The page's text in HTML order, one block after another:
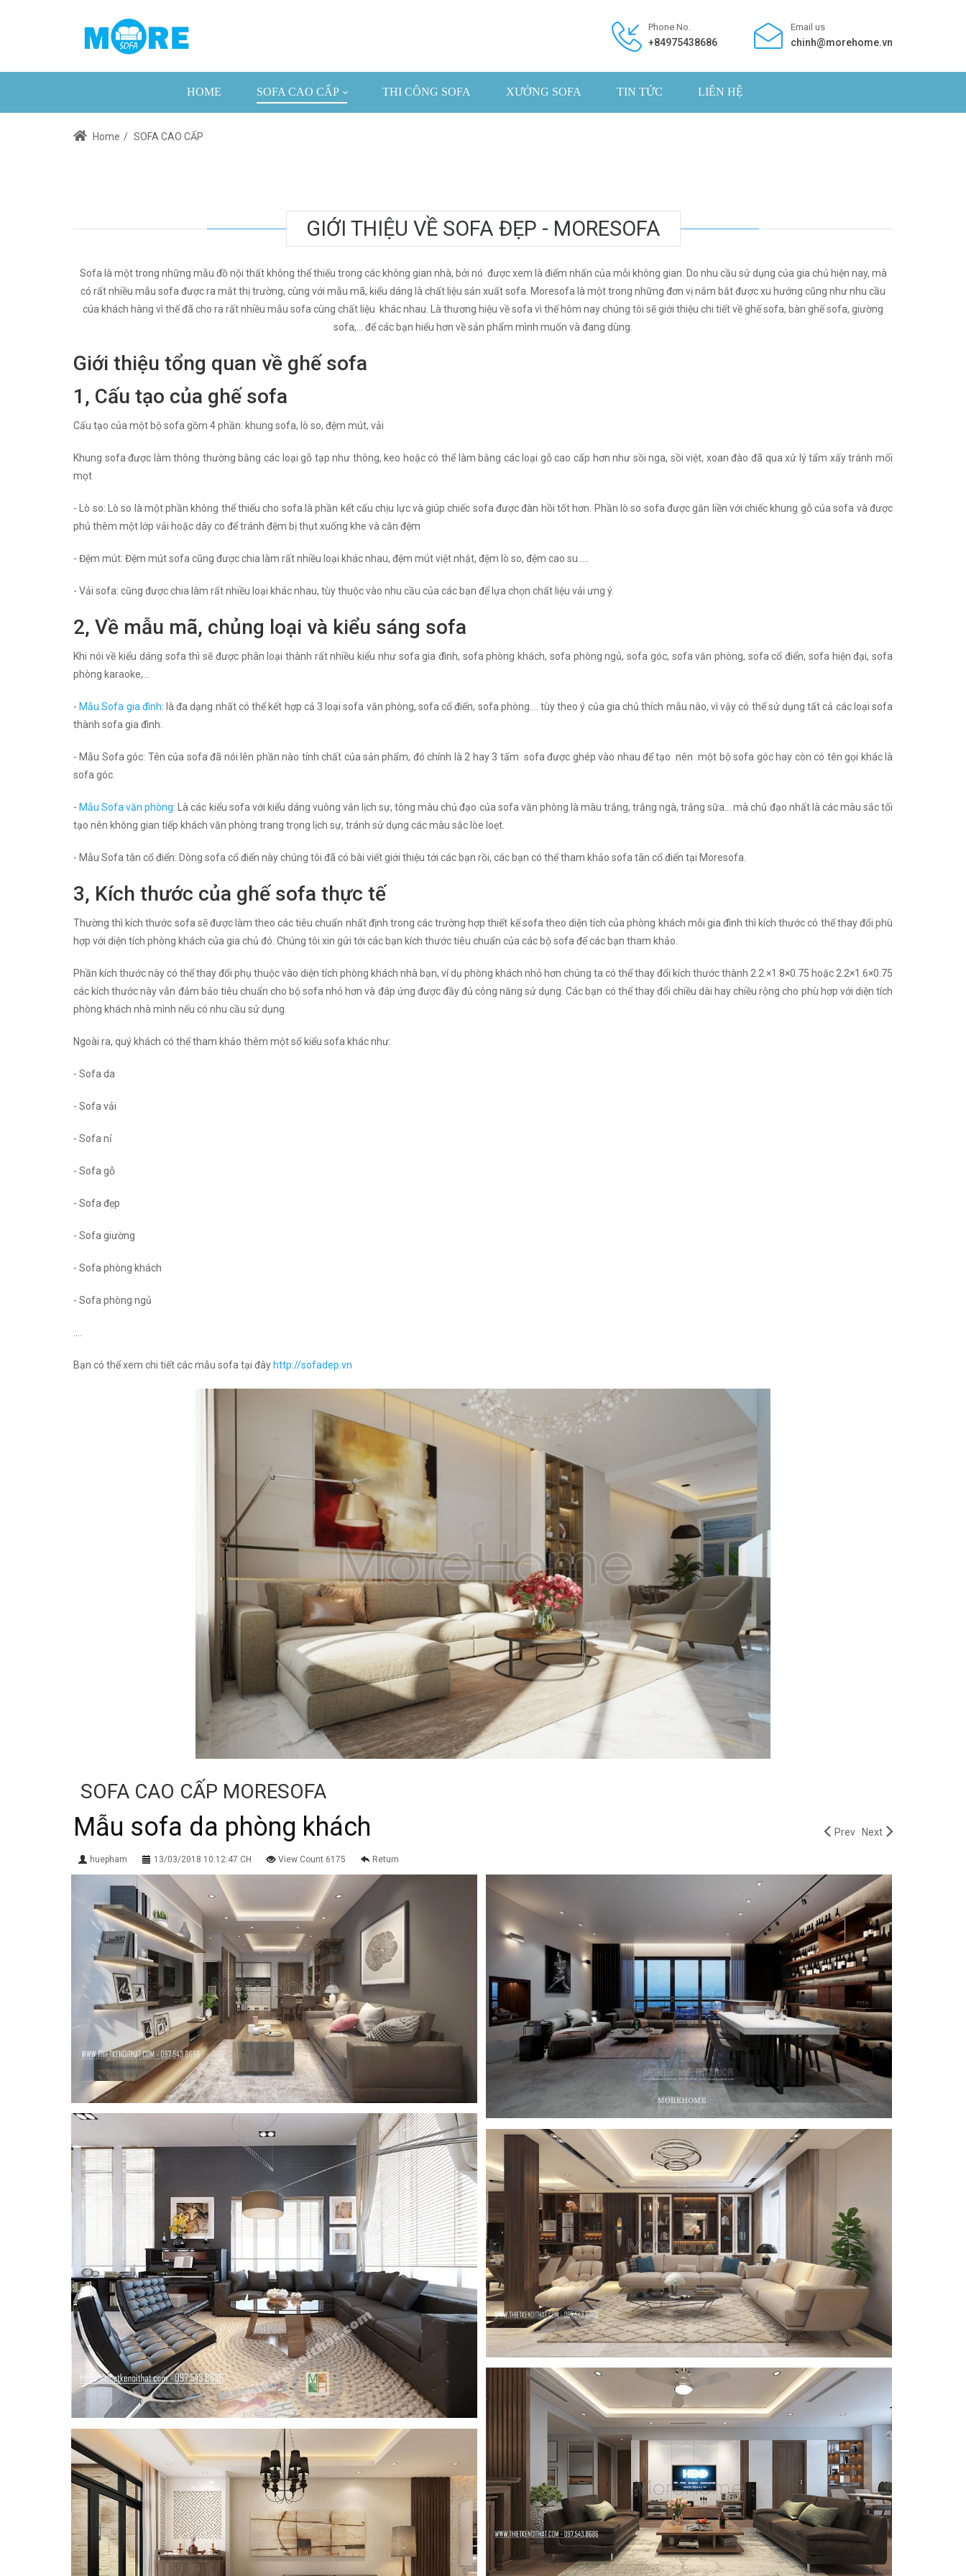
Phone No.
+84975438686
Email us
chinh@morehome.vn
HOME SOFA CAO CẤP THI CÔNG SOFA XƯỞNG SOFA TIN TỨC LIÊN HỆ
Home / SOFA CAO CẤP
GIỚI THIỆU VỀ SOFA ĐẸP - MORESOFA
Sofa là một trong những mẫu đồ nội thất không thể thiếu trong các không gian nhà, bởi nó được xem là điểm nhấn của mỗi không gian. Do nhu cầu sử dụng của gia chủ hiện nay, mà
có rất nhiều mẫu sofa được ra mắt thị trường, cùng với mẫu mã, kiểu dáng là chất liệu sản xuất sofa. Moresofa là một trong những đơn vị nắm bắt được xu hướng cũng như nhu cầu
cúa khách hàng vì thế đã cho ra rất nhiều mẫu sofa cùng chất liệu khác nhau. Là thương hiệu về sofa vì thế hôm nay chúng tôi sẽ giới thiệu chi tiết về ghế sofa, bàn ghế sofa, giường
sofa,... để các bạn hiểu hơn về sản phẩm mình muốn và đang dùng.
Giới thiệu tổng quan về ghế sofa
1, Cấu tạo của ghế sofa
Cấu tạo của một bộ sofa gồm 4 phần: khung sofa, lò so, đệm mút, vải
Khung sofa được làm thông thường bằng các loại gỗ tạp như thông, keo hoặc có thể làm bằng các loại gỗ cao cấp hơn như sồi nga, sồi việt, xoan đào đã qua xử lý tẩm xấy tránh mối
mọt
- Lò so: Lò so là một phần không thể thiếu cho sofa là phần kết cấu chịu lực và giúp chiếc sofa được đàn hồi tốt hơn. Phần lò so sofa được gắn liền với chiếc khung gỗ của sofa và được
phủ thêm một lớp vải hoặc dây co để tránh đệm bị thụt xuống khe và cắn đệm
- Đệm mút: Đệm mút sofa cũng được chia làm rất nhiều loại khác nhau, đệm mút việt nhật, đệm lò so, đệm cao su…..
- Vải sofa: cũng được chia làm rất nhiều loại khác nhau, tùy thuộc vào nhu cầu của các bạn để lựa chọn chất liệu vải ưng ý.
2, Về mẫu mã, chủng loại và kiểu sáng sofa
Khi nói về kiểu dáng sofa thì sẽ được phân loại thành rất nhiều kiểu như sofa gia đình, sofa phòng khách, sofa phòng ngủ, sofa góc, sofa văn phòng, sofa cổ điển, sofa hiện đại, sofa
phòng karaoke,...
- Mẫu Sofa gia đình: là đa dạng nhất có thể kết hợp cả 3 loại sofa văn phòng, sofa cổ điển, sofa phòng…. tùy theo ý của gia chủ thích mẫu nào, vì vậy có thể sử dụng tất cả các loại sofa
thành sofa gia đình.
- Mẫu Sofa góc: Tên của sofa đã nói lên phần nào tính chất của sản phẩm, đó chính là 2 hay 3 tấm sofa được ghép vào nhau để tạo nên một bộ sofa góc hay còn có tên gọi khác là
sofa góc.
- Mẫu Sofa văn phòng: Là các kiểu sofa với kiểu dáng vuông vắn lịch sự, tông màu chủ đạo của sofa văn phòng là màu trắng, trắng ngà, trắng sữa… mà chủ đạo nhất là các màu sắc tối
tạo nên không gian tiếp khách văn phòng trang trọng lịch sự, tránh sử dụng các màu sắc lòe loẹt.
- Mẫu Sofa tân cổ điển: Dòng sofa cổ điển này chúng tôi đã có bài viết giới thiệu tới các bạn rồi, các bạn có thể tham khảo sofa tân cổ điển tại Moresofa.
3, Kích thước của ghế sofa thực tế
Thường thì kích thước sofa sẽ được làm theo các tiêu chuẩn nhất định trong các trường hợp thiết kế sofa theo diện tích của phòng khách mỗi gia đình thì kích thước có thể thay đổi phù
hợp với diện tích phòng khách của gia chủ đó. Chúng tôi xin gửi tới các bạn kích thước tiêu chuẩn của các bộ sofa để các bạn tham khảo.
Phần kích thước này có thể thay đổi phụ thuộc vào diện tích phòng khách nhà bạn, ví dụ phòng khách nhỏ hơn chúng ta có thể thay đổi kích thước thành 2.2.×1.8×0.75 hoặc 2.2×1.6×0.75
các kích thước này vẫn đảm bảo tiêu chuẩn cho bộ sofa nhỏ hơn và đáp ứng được đầy đủ công năng sử dụng. Các bạn có thể thay đổi chiều dài hay chiều rộng cho phù hợp với diện tích
phòng khách nhà mình nếu có nhu cầu sử dụng.
Ngoài ra, quý khách có thể tham khảo thêm một số kiểu sofa khác như:
- Sofa da
- Sofa vải
- Sofa nỉ
- Sofa gỗ
- Sofa đẹp
- Sofa giường
- Sofa phòng khách
- Sofa phòng ngủ
Bạn có thể xem chi tiết các mẫu sofa tại đây http://sofadep.vn
SOFA CAO CẤP MORESOFA
Prev Next
Mẫu sofa da phòng khách
huepham 13/03/2018 10:12:47 CH View Count 6175 Return